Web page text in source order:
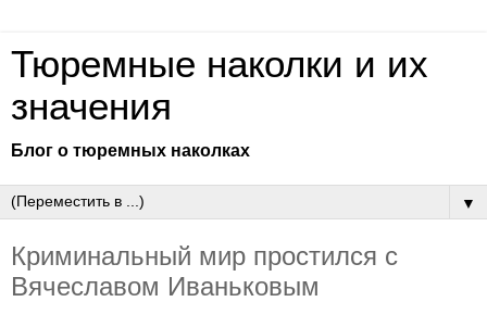
Тюремные наколки и их
значения
Блог о тюремных наколках
▼
Криминальный мир простился с
Вячеславом Иваньковым